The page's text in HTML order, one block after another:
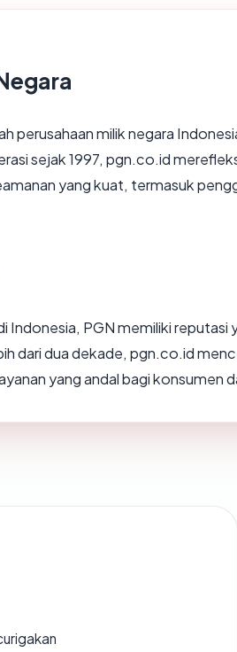
perusahaan milik negara
sejak 1997, pgn.co.id
yang kuat, termasuk
Indonesia, PGN memiliki reputasi
dari dua dekade, pgn.co.id
yang andal bagi konsumen